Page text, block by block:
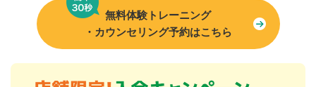
無料体験トレーニング
・カウンセリング予約はこちら